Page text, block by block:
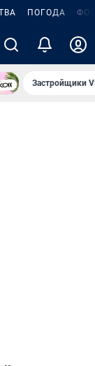
ПОГОДА
Застройщики